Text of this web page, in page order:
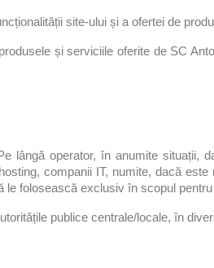
site-ului și a ofertei de
și serviciile oferite de SC
lângă operator, în anumite situații,
companii IT, numite, dacă
folosească exclusiv în scopul
publice centrale/locale, în